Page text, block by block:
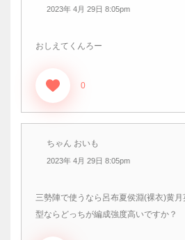
2023年 4月 29日 8:05pm
おしえてくんろー
0
ちゃん おいも
2023年 4月 29日 8:05pm
三勢陣で使うなら呂布夏侯淵(裸衣)黄
型ならどっちが編成強度高いですか？